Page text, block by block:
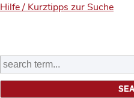
Hilfe / Kurztipps zur Suche